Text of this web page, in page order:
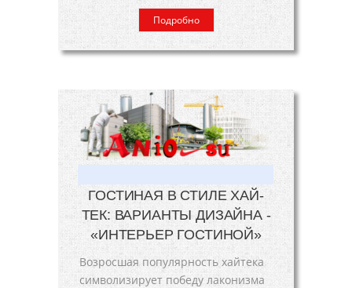
Подробно
ГОСТИНАЯ В СТИЛЕ ХАЙ-
ТЕК: ВАРИАНТЫ ДИЗАЙНА -
«ИНТЕРЬЕР ГОСТИНОЙ»
Возросшая популярность хайтека
символизирует победу лаконизма